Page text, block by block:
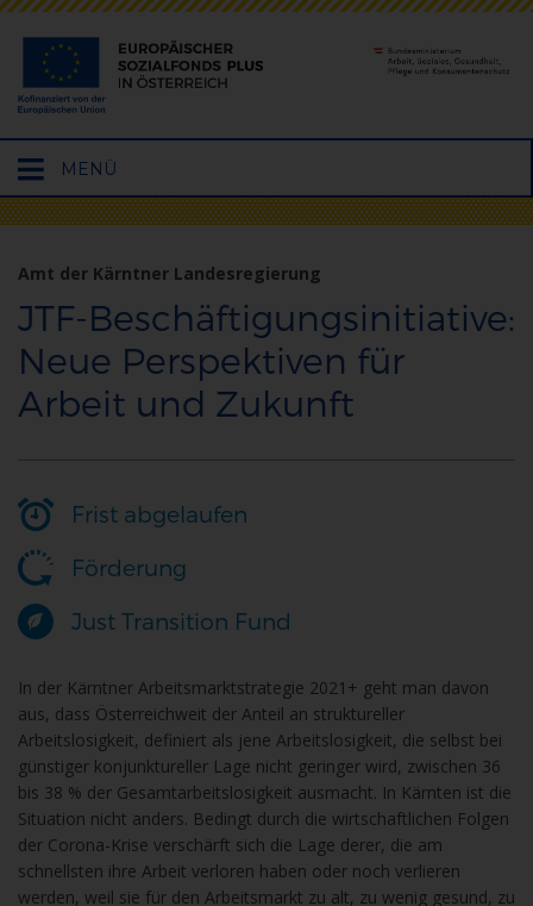
Hauptmenü
öffnen
MENÜ
Amt der Kärntner Landesregierung
JTF-Beschäftigungsinitiative:
Neue Perspektiven für
Arbeit und Zukunft
Frist abgelaufen
Förderung
Just Transition Fund
In der Kärntner Arbeitsmarktstrategie 2021+ geht man davon
aus, dass Österreichweit der Anteil an struktureller
Arbeitslosigkeit, definiert als jene Arbeitslosigkeit, die selbst bei
günstiger konjunktureller Lage nicht geringer wird, zwischen 36
bis 38 % der Gesamtarbeitslosigkeit ausmacht. In Kärnten ist die
Situation nicht anders. Bedingt durch die wirtschaftlichen Folgen
der Corona-Krise verschärft sich die Lage derer, die am
schnellsten ihre Arbeit verloren haben oder noch verlieren
werden, weil sie für den Arbeitsmarkt zu alt, zu wenig gesund, zu